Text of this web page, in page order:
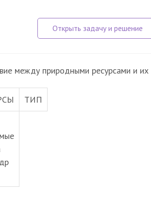
между природными ресурсами и их
ТИП